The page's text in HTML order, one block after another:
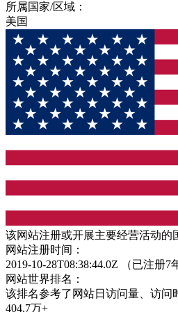
所属国家/区域：
美国
该网站注册或开展主要经营活动
网站注册时间：
2019-10-28T08:38:44.0Z
（已注册7
网站世界排名：
该排名参考了网站日访问量、访问
404.7万+